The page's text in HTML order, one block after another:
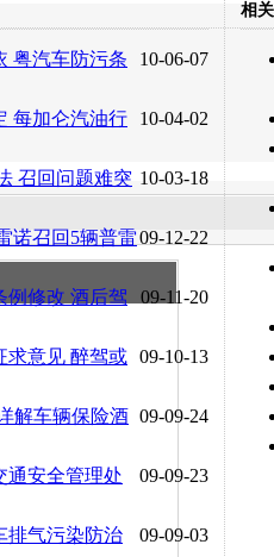
转发至：
10-06-07
粤汽车防污条
10-04-02
每加仑汽油行
10-03-18
召回问题难突
09-12-22
诺召回5辆普雷
09-11-20
例修改 酒后驾
09-10-13
求意见 醉驾或
09-09-24
解车辆保险酒
09-09-23
通安全管理处
09-09-03
排气污染防治
相